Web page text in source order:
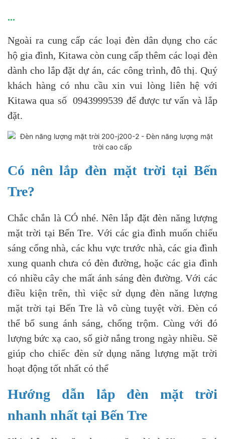
...
Ngoài ra cung cấp các loại đèn dân dụng cho các
hộ gia đình, Kitawa còn cung cấp thêm các loại đèn
dành cho lắp đặt dự án, các công trình, đô thị. Quý
khách hàng có nhu cầu xin vui lòng liên hệ với
Kitawa qua số 0943999539 để được tư vấn và lắp
đặt.
Có nên lắp đèn mặt trời tại Bến
Tre?
Chắc chắn là CÓ nhé. Nên lắp đặt đèn năng lượng
mặt trời tại Bến Tre. Với các gia đình muốn chiếu
sáng cổng nhà, các khu vực trước nhà, các gia đình
xung quanh chưa có đèn đường, hoặc các gia đình
có nhiều cây che mất ánh sáng đèn đường. Với các
điều kiện trên, thì việc sử dụng đèn năng lượng
mặt trời tại Bến Tre là vô cùng tuyệt vời. Đèn có
thể bổ sung ánh sáng, chống trộm. Cùng với đó
lượng bức xạ cao, số giờ nắng trong ngày nhiều. Sẽ
giúp cho chiếc đèn sử dụng năng lượng mặt trời
hoạt động tốt nhất có thể
Hướng dẫn lắp đèn mặt trời
nhanh nhất tại Bến Tre